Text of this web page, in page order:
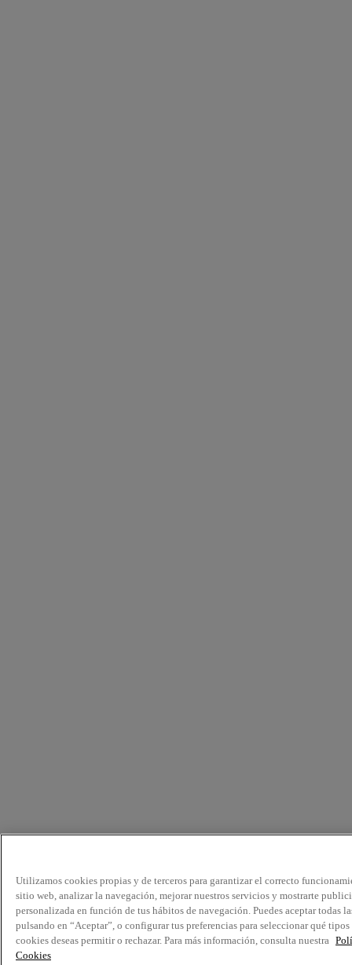
Utilizamos cookies propias y de terceros para garantizar el correcto
sitio web, analizar la navegación, mejorar nuestros servicios y mostrarte
personalizada en función de tus hábitos de navegación. Puedes aceptar todas
pulsando en “Aceptar”, o configurar tus preferencias para seleccionar qué tipos
cookies deseas permitir o rechazar. Para más información, consulta nuestra
Cookies